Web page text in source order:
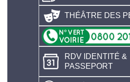
THÉÂTRE DES
RDV IDENTITÉ &
PASSEPORT